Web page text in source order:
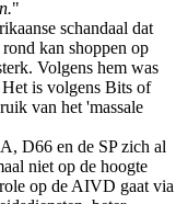
"
schandaal dat
kan shoppen op
Volgens hem was
is volgens Bits of
van het 'massale
D66 en de SP zich al
niet op de hoogte
op de AIVD gaat via